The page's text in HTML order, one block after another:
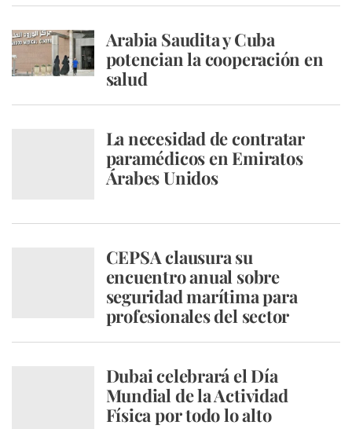
Arabia Saudita y Cuba
potencian la cooperación en
salud
La necesidad de contratar
paramédicos en Emiratos
Árabes Unidos
CEPSA clausura su
encuentro anual sobre
seguridad marítima para
profesionales del sector
Dubai celebrará el Día
Mundial de la Actividad
Física por todo lo alto